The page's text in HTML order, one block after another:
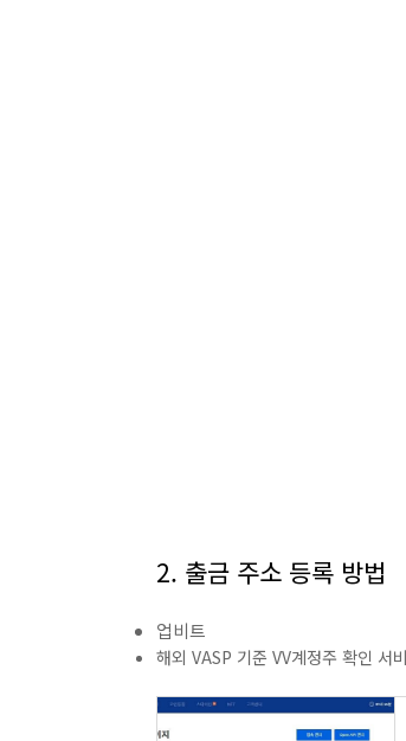
2. 출금 주소 등록 방법
업비트
해외 VASP 기준 VV계정주 확인 서